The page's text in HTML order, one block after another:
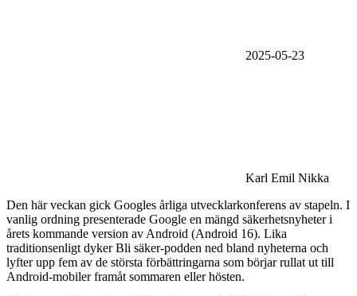
2025-05-23
Karl Emil Nikka
Den här veckan gick Googles årliga utvecklarkonferens av stapeln. I
vanlig ordning presenterade Google en mängd säkerhetsnyheter i
årets kommande version av Android (Android 16). Lika
traditionsenligt dyker Bli säker-podden ned bland nyheterna och
lyfter upp fem av de största förbättringarna som börjar rullat ut till
Android-mobiler framåt sommaren eller hösten.